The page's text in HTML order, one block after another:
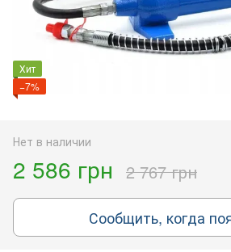
Хит
−7%
Нет в наличии
2 586 грн 2 767 грн
Сообщить, когда